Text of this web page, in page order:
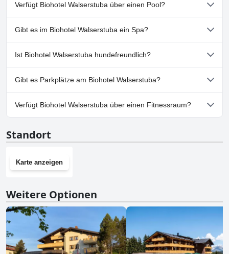
Verfügt Biohotel Walserstuba über einen Pool?
Nein, Biohotel Walserstuba hat keinen Pool.
Gibt es im Biohotel Walserstuba ein Spa?
Nein, ein Spa ist im Biohotel Walserstuba nicht vorhanden.
Ist Biohotel Walserstuba hundefreundlich?
Ja, Biohotel Walserstuba heißt Hunde willkommen.
Gibt es Parkplätze am Biohotel Walserstuba?
Ja, Parkmöglichkeiten sind im Biohotel Walserstuba vorhanden.
Verfügt Biohotel Walserstuba über einen Fitnessraum?
Standort
Karte anzeigen
Weitere Optionen